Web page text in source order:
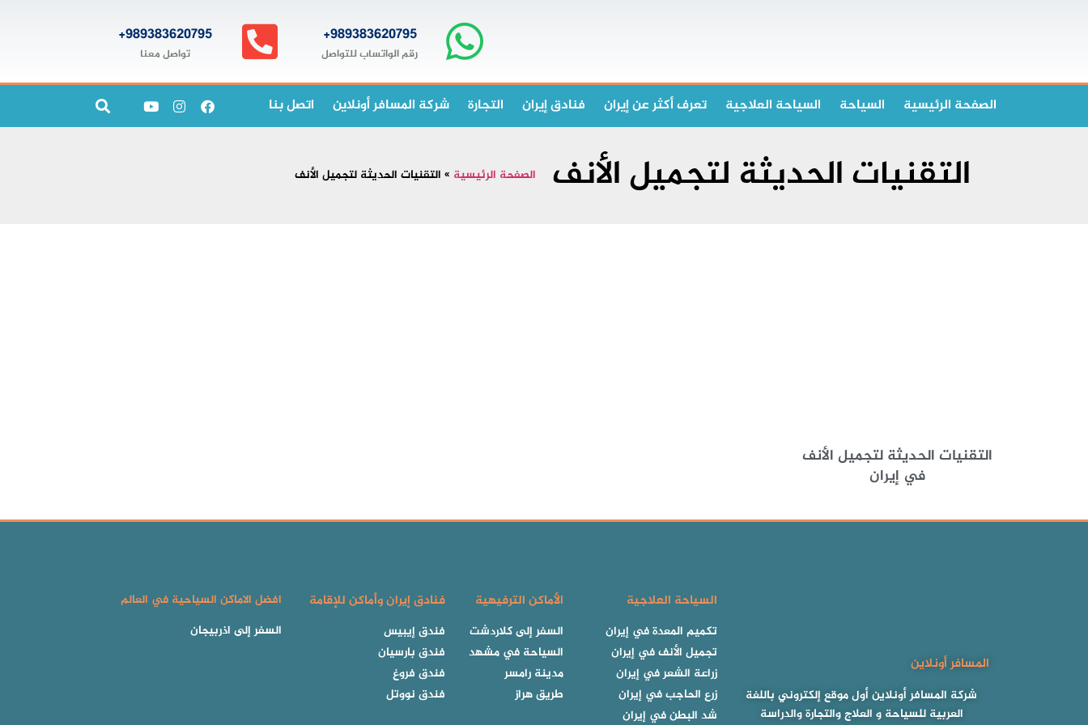
989383620795+
رقم الواتساب للتواصل
989383620795+
تواصل معنا
الصفحة الرئیسیة السياحة السياحة العلاجية تعرف أكثر عن إيران فنادق إيران التجارة شركة المسافر أونلاين اتصل بنا
التقنيات الحديثة لتجميل الأنف الصفحة الرئيسية » التقنيات الحديثة لتجميل الأنف
التقنيات الحديثة لتجميل الأنف
في إيران
المسافر أونلاين
شركة المسافر أونلاين أول موقع إلكتروني باللغة
العربية للسياحة و العلاج والتجارة والدراسة
السياحة العلاجية
تكميم المعدة في إيران
تجميل الأنف في إيران
زراعة الشعر في إيران
زرع الحاجب في إيران
شد البطن في إيران
الأماكن الترفيهية
السفر إلى كلاردشت
السياحة في مشهد
مدينة رامسر
طريق هراز
فنادق إيران وأماكن للإقامة
فندق إيبيس
فندق بارسيان
فندق فروغ
فندق نووتل
افضل الاماكن السياحية في العالم
السفر إلى اذربيجان